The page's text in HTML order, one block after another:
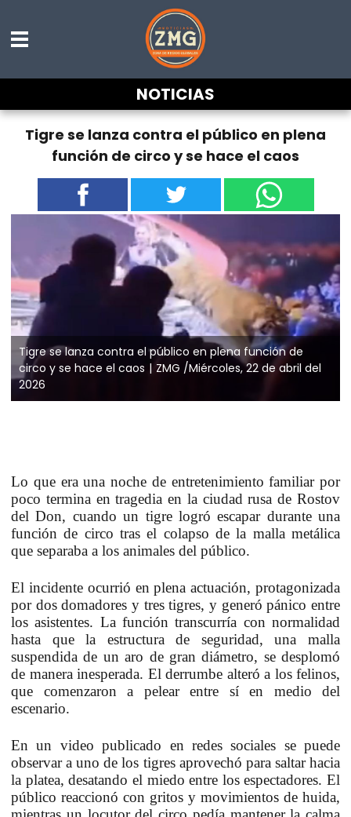
NOTICIAS
Tigre se lanza contra el público en plena
función de circo y se hace el caos
Tigre se lanza contra el público en plena función de
circo y se hace el caos
ZMG /Miércoles, 22 de abril del
2026
Lo que era una noche de entretenimiento familiar por
poco termina en tragedia en la ciudad rusa de Rostov
del Don, cuandoun tigre logró escapardurante una
función de circo tras el colapso de la malla metálica
que separaba a los animales del público.
El incidente ocurrió en plena actuación, protagonizada
por dos domadores y tres tigres, y generó pánico entre
los asistentes. La función transcurría con normalidad
hasta que la estructura de seguridad, una malla
suspendida de un aro de gran diámetro, se desplomó
de manera inesperada. El derrumbe alteró a los felinos,
que comenzaron a pelear entre sí en medio del
escenario.
En un video publicado en redes sociales se puede
observar a uno de los tigres aprovechó para saltar hacia
la platea, desatando el miedo entre los espectadores. El
público reaccionó con gritos y movimientos de huida,